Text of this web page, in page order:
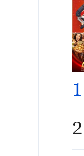
1
2